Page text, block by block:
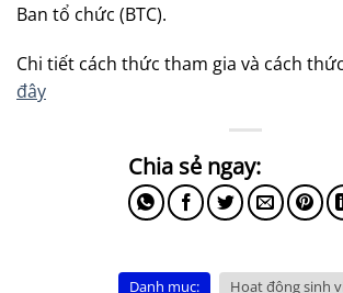
Ban tổ chức (BTC).
Chi tiết cách thức tham gia và cách
đây
Danh mục: Hoạt động sinh